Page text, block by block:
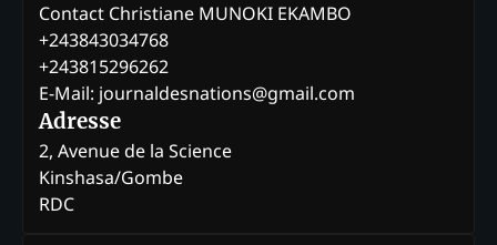
Contact Christiane MUNOKI EKAMBO
+243843034768
+243815296262
E-Mail: journaldesnations@gmail.com
Adresse
2, Avenue de la Science
Kinshasa/Gombe
RDC